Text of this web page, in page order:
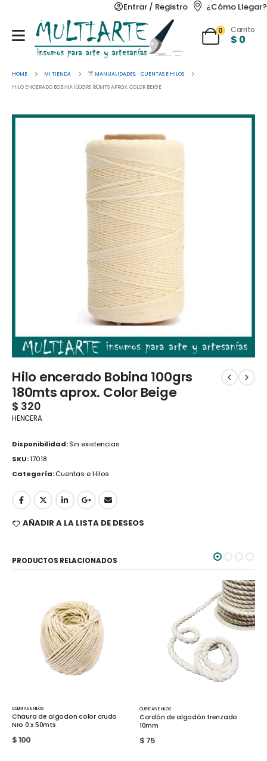
Entrar / Registro ¿Cómo Llegar?
0 Carrito
$ 0
HOME MI TIENDA MANUALIDADES, CUENTAS E HILOS
HILO ENCERADO BOBINA 100GRS 180MTS APROX. COLOR BEIGE
Hilo encerado Bobina 100grs
180mts aprox. Color Beige
$ 320
HENCERA
Disponibilidad:Sin existencias
SKU:17018
Categoría:Cuentas e Hilos
AÑADIR A LA LISTA DE DESEOS
PRODUCTOS RELACIONADOS
color crudo
Cordón de algodón trenzado
Cuenta de madera